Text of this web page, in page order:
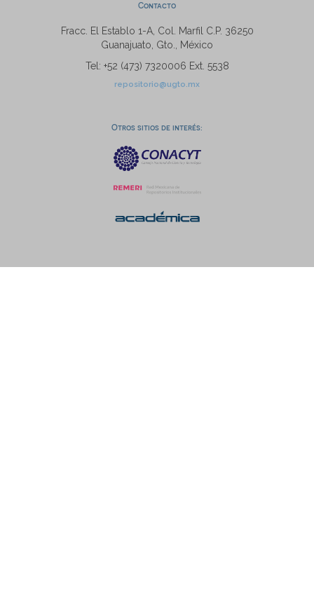
Contacto
Fracc. El Establo 1-A, Col. Marfil C.P. 36250
Guanajuato, Gto., México
Tel: +52 (473) 7320006 Ext. 5538
repositorio@ugto.mx
Otros sitios de interés: